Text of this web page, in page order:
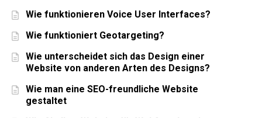
Wie funktionieren Voice User Interfaces?
Wie funktioniert Geotargeting?
Wie unterscheidet sich das Design einer
Website von anderen Arten des Designs?
Wie man eine SEO-freundliche Website
gestaltet